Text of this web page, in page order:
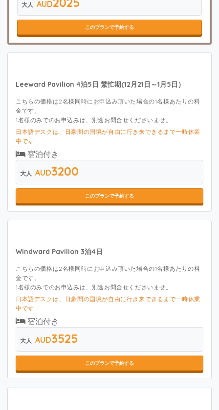
大人 AUD
このプランで予約する
Leeward Pavilion 4泊5日 繁忙期(12月21日～1月5日）
こちらの価格は2名様同時にお申込み頂いた場合の1名様あたりの料
金です。
1名様のみでのお申込みは、別途お問合せくださいませ。
日本語デスクは、日豪間の国境が自由に行き来できるまで一時休業
中です
宿泊付き
大人 AUD3200
このプランで予約する
Windward Pavilion 3泊4日
こちらの価格は2名様同時にお申込み頂いた場合の1名様あたりの料
金です。
1名様のみでのお申込みは、別途お問合せくださいませ。
日本語デスクは、日豪間の国境が自由に行き来できるまで一時休業
中です
宿泊付き
大人 AUD3525
このプランで予約する